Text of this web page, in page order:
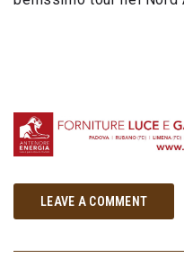
LEAVE A COMMENT